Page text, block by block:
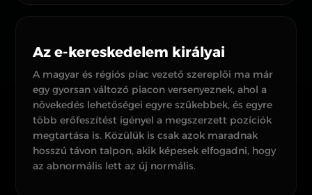
Az e-kereskedelem királyai
A magyar és régiós piac vezető szereplői ma már
egy gyorsan változó piacon versenyeznek, ahol a
növekedés lehetőségei egyre szűkebbek, és egyre
több erőfeszítést igényel a megszerzett pozíciók
megtartása is. Közülük is csak azok maradnak
hosszú távon talpon, akik képesek elfogadni, hogy
az abnormális lett az új normális.